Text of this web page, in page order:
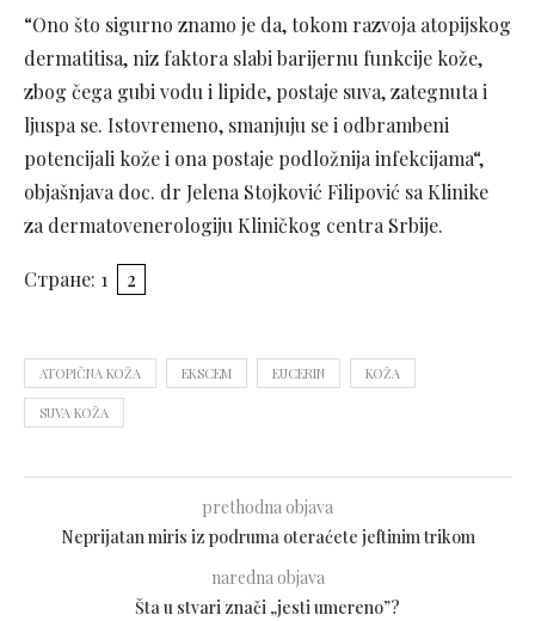
“Ono što sigurno znamo je da, tokom razvoja atopijskog
dermatitisa, niz faktora slabi barijernu funkcije kože,
zbog čega gubi vodu i lipide, postaje suva, zategnuta i
ljuspa se. Istovremeno, smanjuju se i odbrambeni
potencijali kože i ona postaje podložnija infekcijama“,
objašnjava doc. dr Jelena Stojković Filipović sa Klinike
za dermatovenerologiju Kliničkog centra Srbije.
Стране: 1 2
ATOPIČNA KOŽA EKSCEM EUCERIN KOŽA
SUVA KOŽA
prethodna objava
Neprijatan miris iz podruma oteraćete jeftinim trikom
naredna objava
Šta u stvari znači „jesti umereno”?